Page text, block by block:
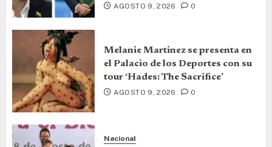
AGOSTO 9, 2026 0
Melanie Martinez se presenta en
el Palacio de los Deportes con su
tour ‘Hades: The Sacrifice’
AGOSTO 9, 2026 0
Nacional